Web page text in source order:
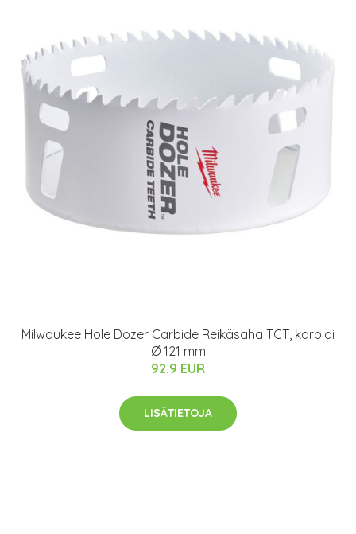
Milwaukee Hole Dozer Carbide Reikäsaha TCT, karbidi
Ø 121 mm
92.9 EUR
LISÄTIETOJA